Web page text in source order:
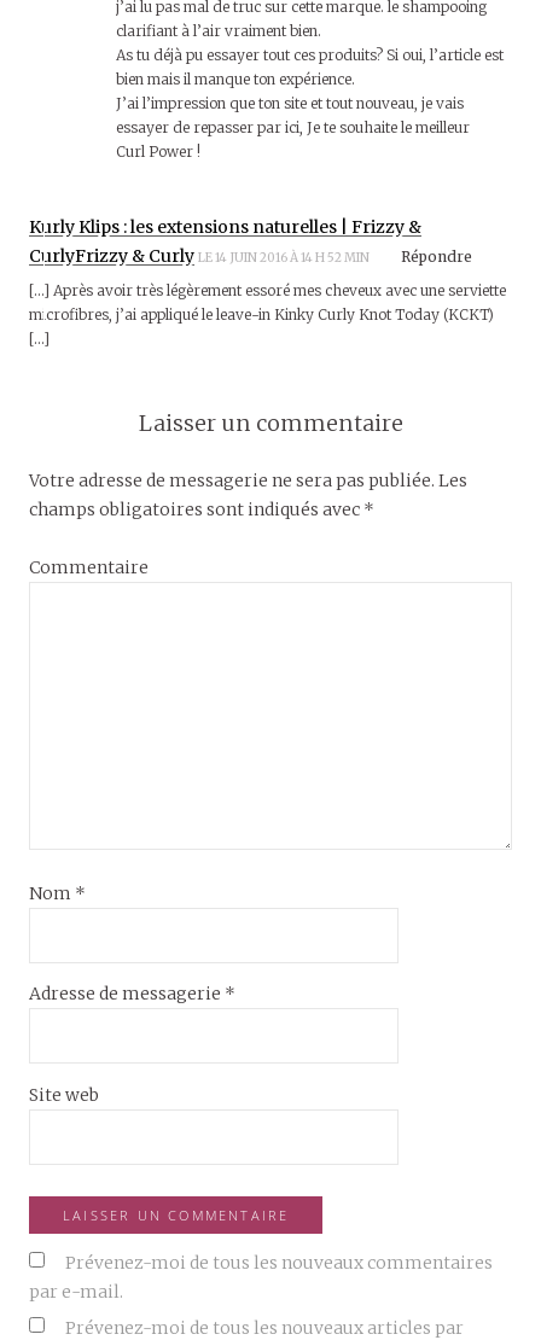
j’ai lu pas mal de truc sur cette marque. le shampooing
clarifiant à l’air vraiment bien.
As tu déjà pu essayer tout ces produits? Si oui, l’article est
bien mais il manque ton expérience.
J’ai l’impression que ton site et tout nouveau, je vais
essayer de repasser par ici, Je te souhaite le meilleur
Curl Power !
Kurly Klips : les extensions naturelles | Frizzy &
CurlyFrizzy & Curly LE 14 JUIN 2016 À 14 H 52 MIN
Répondre
[…] Après avoir très légèrement essoré mes cheveux avec une serviette
microfibres, j’ai appliqué le leave-in Kinky Curly Knot Today (KCKT)
[…]
Laisser un commentaire
Votre adresse de messagerie ne sera pas publiée. Les
champs obligatoires sont indiqués avec *
Commentaire
Nom *
Adresse de messagerie *
Site web
Prévenez-moi de tous les nouveaux commentaires
par e-mail.
Prévenez-moi de tous les nouveaux articles par